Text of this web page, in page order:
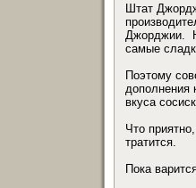
Штат
Джорджии.
самые
Поэтому
дополнения
вкуса
Что
тратится.
Пока